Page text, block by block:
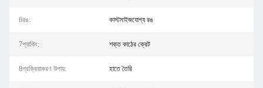
6রঙ: কাস্টমাইজযোগ্য রঙ
7প্যাকিং: শক্ত কাঠের ক্রেট
8প্রক্রিয়াকরণ উপায়: হাতে তৈরি